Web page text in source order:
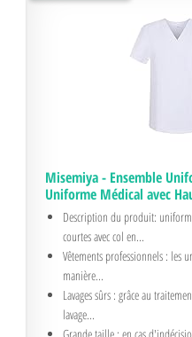
Misemiya - Ensemble
Uniforme Médical avec
Description du produit:
courtes avec col en...
Vêtements professionnels : les
manière...
Lavages sûrs : grâce au
lavage...